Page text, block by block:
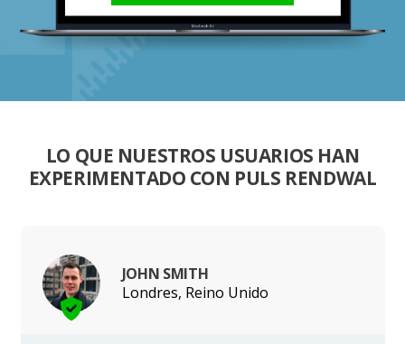
LO QUE NUESTROS USUARIOS HAN
EXPERIMENTADO CON PULS RENDWAL
JOHN SMITH
Londres, Reino Unido